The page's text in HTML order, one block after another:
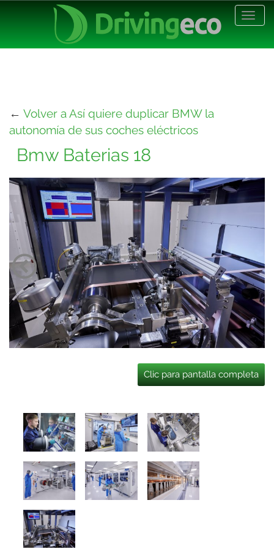
← Volver a Así quiere duplicar BMW la
autonomía de sus coches eléctricos
Bmw Baterias 18
Clic para pantalla completa